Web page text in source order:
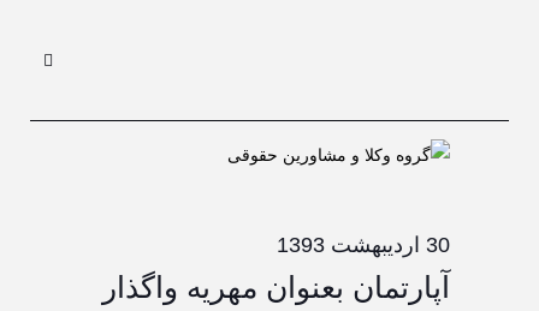
30 اردیبهشت 1393
آپارتمان بعنوان مهریه واگذار